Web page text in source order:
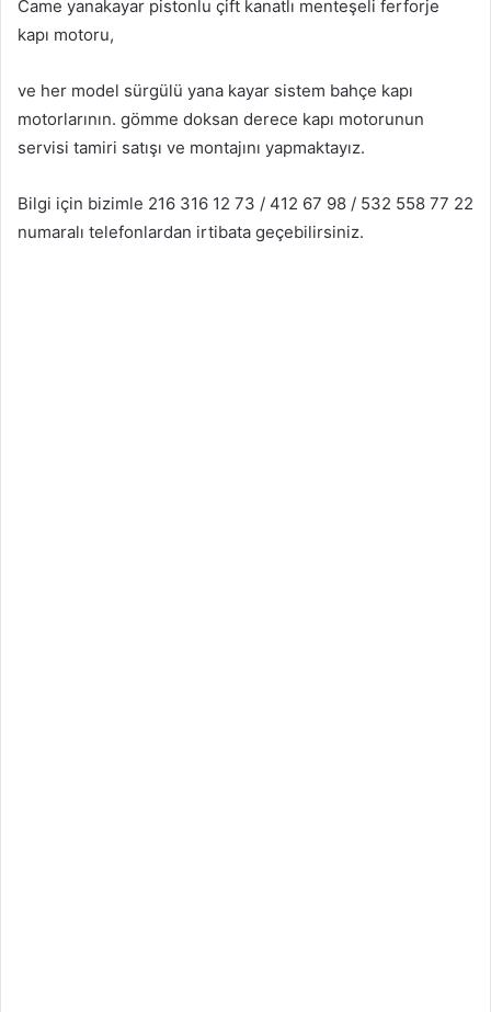
Came yanakayar pistonlu çift kanatlı menteşeli ferforje
kapı motoru,
ve her model sürgülü yana kayar sistem bahçe kapı
motorlarının. gömme doksan derece kapı motorunun
servisi tamiri satışı ve montajını yapmaktayız.
Bilgi için bizimle 216 316 12 73 / 412 67 98 / 532 558 77 22
numaralı telefonlardan irtibata geçebilirsiniz.